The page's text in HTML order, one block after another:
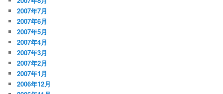
2007年7月
2007年6月
2007年5月
2007年4月
2007年3月
2007年2月
2007年1月
2006年12月